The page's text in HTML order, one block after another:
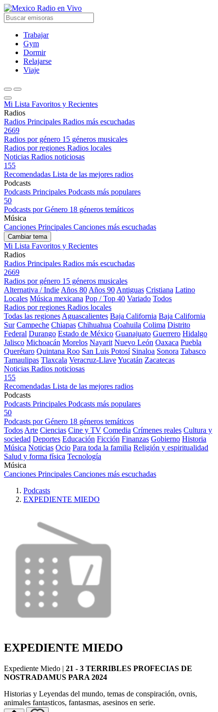
Radio en Vivo
Trabajar
Gym
Dormir
Relajarse
Viaje
Mi Lista Favoritos y Recientes
Radios
Radios Principales Radios más escuchadas
2669
Radios por género 15 géneros musicales
Radios por regiones Radios locales
Noticias Radios noticiosas
155
Recomendadas Lista de las mejores radios
Podcasts
Podcasts Principales Podcasts más populares
50
Podcasts por Género 18 géneros temáticos
Música
Canciones Principales Canciones más escuchadas
Cambiar tema
Mi Lista Favoritos y Recientes
Radios
Radios Principales Radios más escuchadas
2669
Radios por género 15 géneros musicales
Alternativa / Indie Años 80 Años 90 Antiguas Cristiana Latino
Locales Música mexicana Pop / Top 40 Variado Todos
Radios por regiones Radios locales
Todas las regiones Aguascalientes Baja California Baja California
Sur Campeche Chiapas Chihuahua Coahuila Colima Distrito
Federal Durango Estado de México Guanajuato Guerrero Hidalgo
Jalisco Michoacán Morelos Nayarit Nuevo León Oaxaca Puebla
Querétaro Quintana Roo San Luis Potosí Sinaloa Sonora Tabasco
Tamaulipas Tlaxcala Veracruz-LlaveYucatán Zacatecas
Noticias Radios noticiosas
155
Recomendadas Lista de las mejores radios
Podcasts
Podcasts Principales Podcasts más populares
50
Podcasts por Género 18 géneros temáticos
Todos Arte Ciencias Cine y TV Comedia Crímenes reales Cultura y
sociedad Deportes Educación Ficción Finanzas Gobierno Historia
Música Noticias Ocio Para toda la familia Religión y espiritualidad
Salud y forma física Tecnología
Música
Canciones Principales Canciones más escuchadas
Podcasts
EXPEDIENTE MIEDO
EXPEDIENTE MIEDO
Expediente Miedo | 21 - 3 TERRIBLES PROFECIAS DE
NOSTRADAMUS PARA 2024
Historias y Leyendas del mundo, temas de conspiración, ovnis,
animales fantasticos, fantasmas, asesinos en serie.